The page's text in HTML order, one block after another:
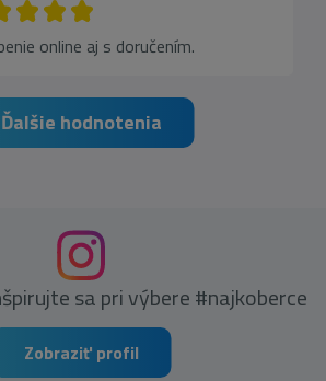
online aj s doručením.
Ďalšie hodnotenia
sa pri výbere #najkoberce
Zobraziť profil